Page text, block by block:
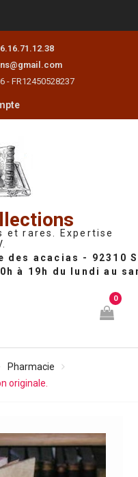
- FR12450528237
et rares. Expertise
0
Pharmacie
originale.